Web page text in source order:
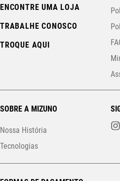
ENCONTRE UMA LOJA
TRABALHE CONOSCO
TROQUE AQUI
SOBRE A MIZUNO
Nossa História
Tecnologias